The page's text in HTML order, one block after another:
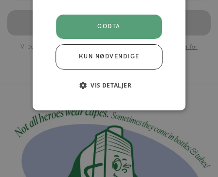
REGISTRER
Vi behandler informasjonen din i samsvar med våreretningslinjer for
personopplysninger , og du kan alltid melde deg av igjen.
GODTA
KUN NØDVENDIGE
VIS DETALJER